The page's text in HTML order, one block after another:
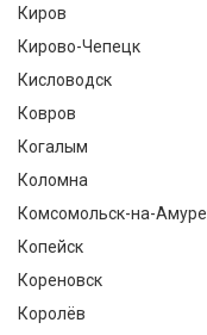
Киров
Кирово-Чепецк
Кисловодск
Ковров
Когалым
Коломна
Комсомольск-на-Амуре
Копейск
Кореновск
Королёв